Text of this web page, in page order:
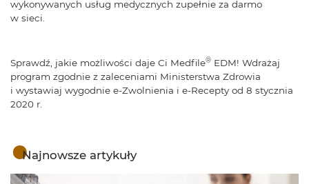
wykonywanych usług medycznych zupełnie za darmo
w sieci.
Sprawdź, jakie możliwości daje Ci Medfile® EDM! Wdrażaj
program zgodnie z zaleceniami Ministerstwa Zdrowia
i wystawiaj wygodnie e-Zwolnienia i e-Recepty od 8 stycznia
2020 r.
Najnowsze artykuły